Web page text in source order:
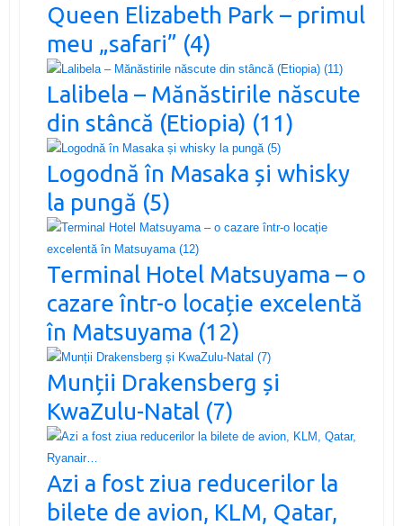
Queen Elizabeth Park – primul
meu „safari” (4)
Lalibela – Mănăstirile născute
din stâncă (Etiopia) (11)
Logodnă în Masaka și whisky
la pungă (5)
Terminal Hotel Matsuyama – o
cazare într-o locație excelentă
în Matsuyama (12)
Munții Drakensberg și
KwaZulu-Natal (7)
Azi a fost ziua reducerilor la
bilete de avion, KLM, Qatar,